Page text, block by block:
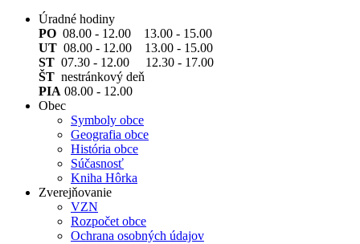
Úradné hodiny
PO 08.00 - 12.00 13.00 - 15.00
UT 08.00 - 12.00 13.00 - 15.00
ST 07.30 - 12.00 12.30 - 17.00
ŠT nestránkový deň
PIA 08.00 - 12.00
Obec
Symboly obce
Geografia obce
História obce
Súčasnosť
Kniha Hôrka
Zverejňovanie
VZN
Rozpočet obce
Ochrana osobných údajov